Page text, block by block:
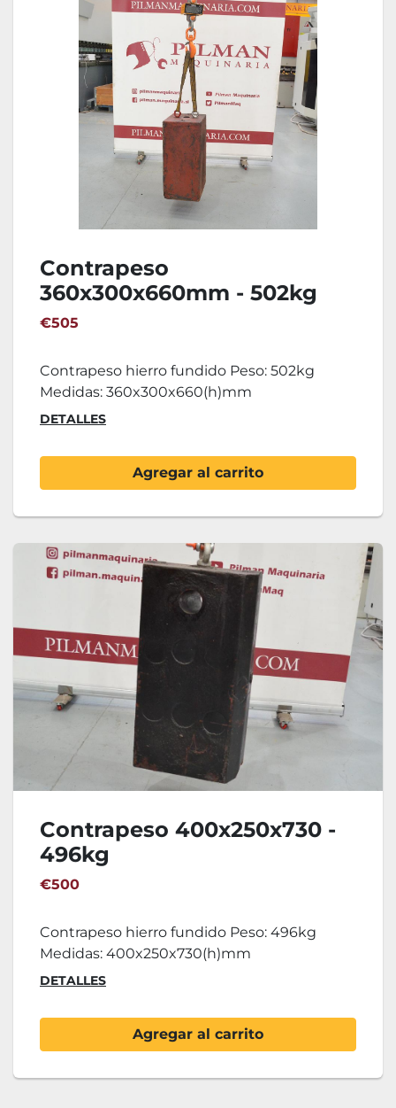
Contrapeso
360x300x660mm - 502kg
€505
Contrapeso hierro fundido Peso: 502kg
Medidas: 360x300x660(h)mm
DETALLES
Agregar al carrito
Contrapeso 400x250x730 -
496kg
€500
Contrapeso hierro fundido Peso: 496kg
Medidas: 400x250x730(h)mm
DETALLES
Agregar al carrito